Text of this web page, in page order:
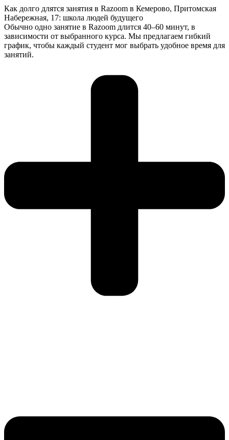
Как долго длятся занятия в Razoom в Кемерово, Притомская
Набережная, 17: школа людей будущего
Обычно одно занятие в Razoom длится 40–60 минут, в
зависимости от выбранного курса. Мы предлагаем гибкий
график, чтобы каждый студент мог выбрать удобное время для
занятий.